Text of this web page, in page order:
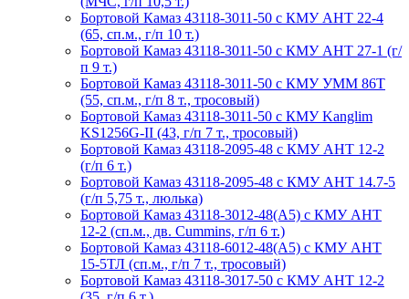
Бортовой Камаз 43118-3011-50 с КМУ АНТ 22-4
(65, сп.м., г/п 10 т.)
Бортовой Камаз 43118-3011-50 с КМУ АНТ 27-1 (г/
п 9 т.)
Бортовой Камаз 43118-3011-50 с КМУ УММ 86Т
(55, сп.м., г/п 8 т., тросовый)
Бортовой Камаз 43118-3011-50 с КМУ Kanglim
KS1256G-II (43, г/п 7 т., тросовый)
Бортовой Камаз 43118-2095-48 с КМУ АНТ 12-2
(г/п 6 т.)
Бортовой Камаз 43118-2095-48 с КМУ АНТ 14.7-5
(г/п 5,75 т., люлька)
Бортовой Камаз 43118-3012-48(А5) с КМУ АНТ
12-2 (сп.м., дв. Cummins, г/п 6 т.)
Бортовой Камаз 43118-6012-48(А5) с КМУ АНТ
15-5ТЛ (сп.м., г/п 7 т., тросовый)
Бортовой Камаз 43118-3017-50 с КМУ АНТ 12-2